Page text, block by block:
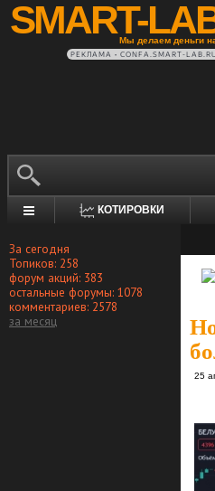
SMART-Мы делаем деньги
РЕКЛАМА • CONFA.SMART-LAB.RU
КОТИРОВКИ
За сегодня
Топиков: 258
форум акций: 383
остальные форумы: 1078
комментариев: 2578
за месяц
25